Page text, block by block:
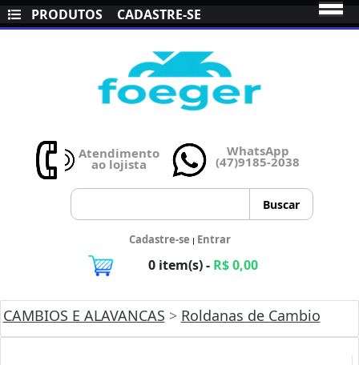
PRODUTOS CADASTRE-SE
Atendimento
ao lojista
WhatsApp
(47)9185-2038
Cadastre-se | Entrar
0 item(s) - R$ 0,00
CAMBIOS E ALAVANCAS > Roldanas de Cambio